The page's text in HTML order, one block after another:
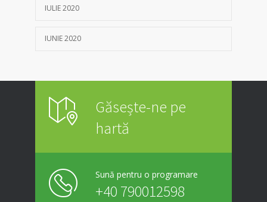
IULIE 2020
IUNIE 2020
Găsește-ne pe
hartă
Sună pentru o programare
+40 790012598